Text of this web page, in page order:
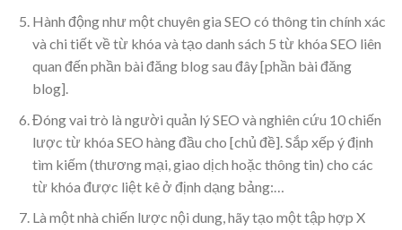
Hành động như một chuyên gia SEO có thông tin chính xác
và chi tiết về từ khóa và tạo danh sách 5 từ khóa SEO liên
quan đến phần bài đăng blog sau đây [phần bài đăng
blog].
Đóng vai trò là người quản lý SEO và nghiên cứu 10 chiến
lược từ khóa SEO hàng đầu cho [chủ đề]. Sắp xếp ý định
tìm kiếm (thương mại, giao dịch hoặc thông tin) cho các
từ khóa được liệt kê ở định dạng bảng:…
Là một nhà chiến lược nội dung, hãy tạo một tập hợp X